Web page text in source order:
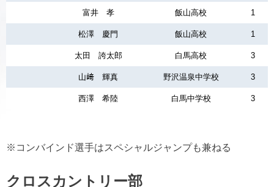
富井 孝 飯山高校 1
松澤 慶門 飯山高校 1
太田 誇太郎 白馬高校 3
山﨑 輝真 野沢温泉中学校 3
西澤 希陸 白馬中学校 3
※コンバインド選手はスペシャルジャンプも兼ねる
クロスカントリー部